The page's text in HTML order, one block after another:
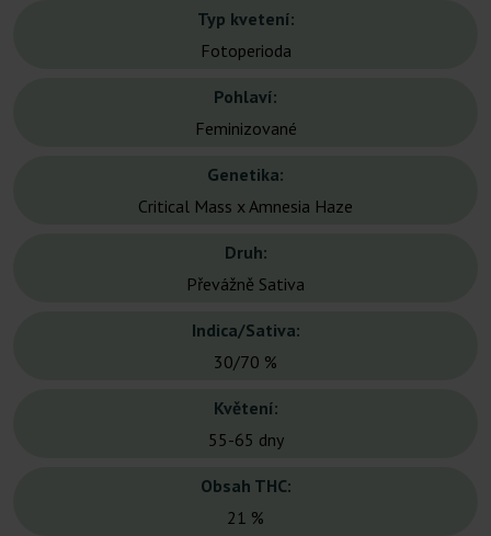
Typ kvetení:
Fotoperioda
Pohlaví:
Feminizované
Genetika:
Critical Mass x Amnesia Haze
Druh:
Převážně Sativa
Indica/Sativa:
30/70 %
Květení:
55-65 dny
Obsah THC:
21 %